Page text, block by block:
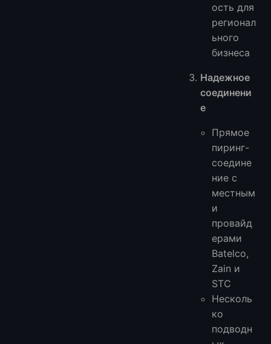
ость для
регионал
ьного
бизнеса
Надежное
соединени
е
Прямое
пиринг-
соедине
ние с
местным
и
провайд
ерами
Batelco,
Zain и
STC
Несколь
ко
подводн